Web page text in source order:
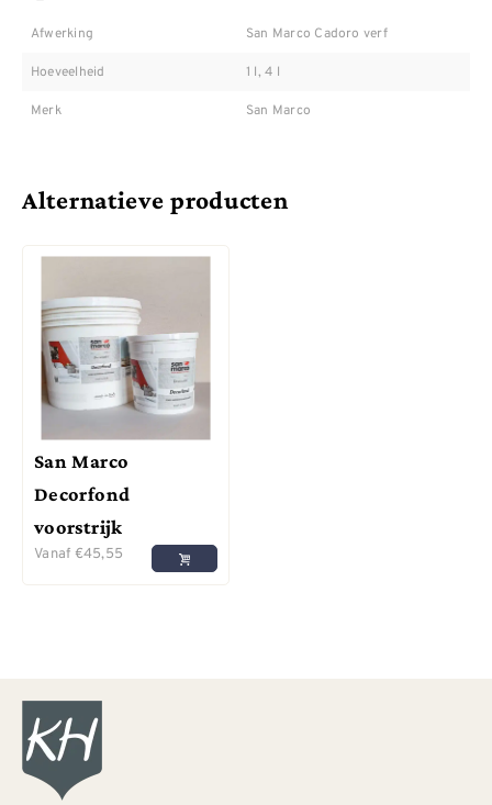
Afwerking San Marco Cadoro verf
Hoeveelheid 1 l, 4 l
Merk San Marco
Alternatieve producten
San Marco
Decorfond
voorstrijk
Vanaf €45,55